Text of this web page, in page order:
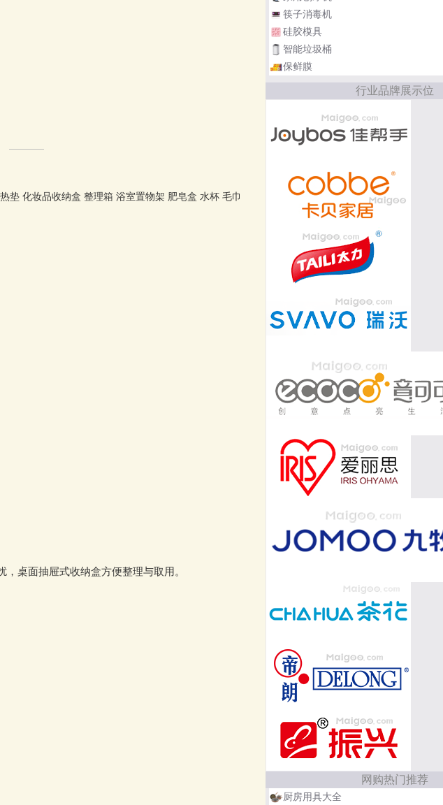
垫 化妆品收纳盒 整理箱 浴室置物架 肥皂盒 水杯 毛巾
桌面抽屉式收纳盒方便整理与取用。
筷子消毒机
硅胶模具
智能垃圾桶
保鲜膜
行业品牌展示位
网购热门推荐
厨房用具大全